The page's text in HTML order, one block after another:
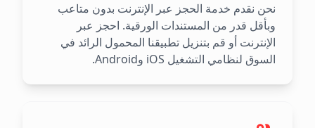
نحن نقدم خدمة الحجز عبر الإنترنت بدون متاعب
وبأقل قدر من المستندات الورقية. احجز عبر
الإنترنت أو قم بتنزيل تطبيقنا المحمول الرائد في
السوق لنظامي التشغيل iOS وAndroid.